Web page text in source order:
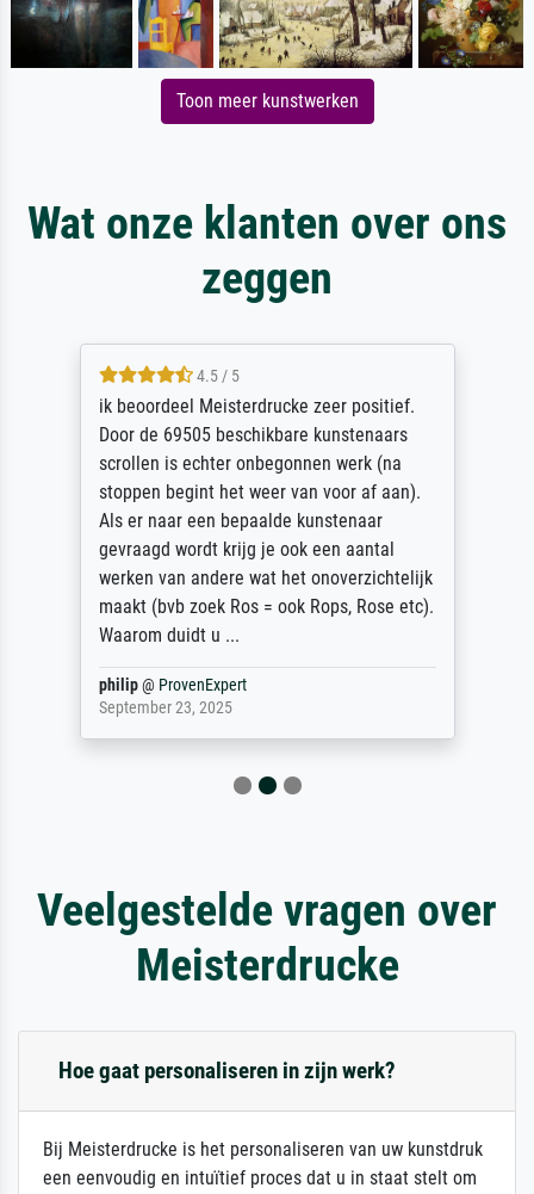
Toon meer kunstwerken
Wat onze klanten over ons
zeggen
4.5 / 5
ik beoordeel Meisterdrucke zeer positief.
Door de 69505 beschikbare kunstenaars
scrollen is echter onbegonnen werk (na
stoppen begint het weer van voor af aan).
Als er naar een bepaalde kunstenaar
gevraagd wordt krijg je ook een aantal
werken van andere wat het onoverzichtelijk
maakt (bvb zoek Ros = ook Rops, Rose etc).
Waarom duidt u ...
philip@ ProvenExpert
September 23, 2025
Veelgestelde vragen over
Meisterdrucke
Hoe gaat personaliseren in zijn werk?
Bij Meisterdrucke is het personaliseren van uw kunstdruk
een eenvoudig en intuïtief proces dat u in staat stelt om